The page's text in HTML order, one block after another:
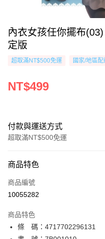
內衣女孩任你擺布
定版
超取滿NT$500免運 國家/地區配
NT$499
付款與運送方式
超取滿NT$500免運
信用卡一次付款
超商取貨付款
相關說明
【關於「AFTEE先享後付」】
ATM付款
商品特色
商品編號
10055282
商品特色
條 碼：4717702296131